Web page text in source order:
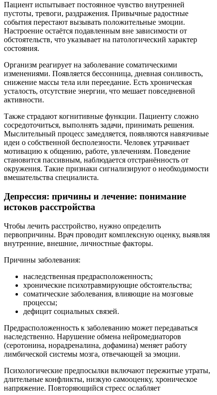
Пациент испытывает постоянное чувство внутренней
пустоты, тревоги, раздражения. Привычные радостные
события перестают вызывать положительные эмоции.
Настроение остаётся подавленным вне зависимости от
обстоятельств, что указывает на патологический характер
состояния.
Организм реагирует на заболевание соматическими
изменениями. Появляется бессонница, дневная сонливость,
снижение массы тела или переедание. Есть хроническая
усталость, отсутствие энергии, что мешает повседневной
активности.
Также страдают когнитивные функции. Пациенту сложно
сосредоточиться, выполнять задачи, принимать решения.
Мыслительный процесс замедляется, появляются навязчивые
идеи о собственной бесполезности. Человек утрачивает
мотивацию к общению, работе, увлечениям. Поведение
становится пассивным, наблюдается отстранённость от
окружения. Такие признаки сигнализируют о необходимости
вмешательства специалиста.
Депрессия: причины и лечение: понимание
истоков расстройства
Чтобы лечить расстройство, нужно определить
первопричины. Врач проводит комплексную оценку, выявляя
внутренние, внешние, личностные факторы.
Причины заболевания:
наследственная предрасположенность;
хронические психотравмирующие обстоятельства;
соматические заболевания, влияющие на мозговые
процессы;
дефицит социальных связей.
Предрасположенность к заболеванию может передаваться
наследственно. Нарушение обмена нейромедиаторов
(серотонина, норадреналина, дофамина) меняет работу
лимбической системы мозга, отвечающей за эмоции.
Психологические предпосылки включают пережитые утраты,
длительные конфликты, низкую самооценку, хроническое
напряжение. Повторяющийся стресс ослабляет